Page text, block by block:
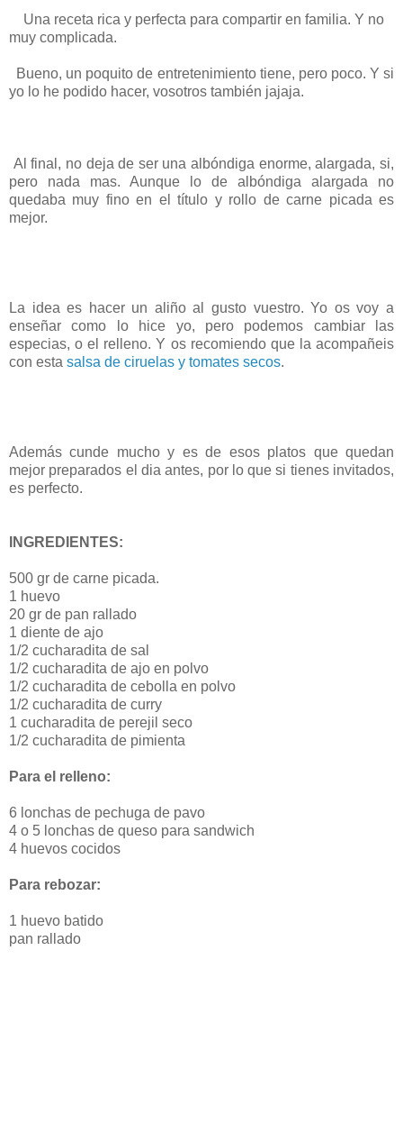
Una receta rica y perfecta para compartir en familia. Y no
muy complicada.
Bueno, un poquito de entretenimiento tiene, pero poco. Y si
yo lo he podido hacer, vosotros también jajaja.
Al final, no deja de ser una albóndiga enorme, alargada, si,
pero nada mas. Aunque lo de albóndiga alargada no
quedaba muy fino en el título y rollo de carne picada es
mejor.
La idea es hacer un aliño al gusto vuestro. Yo os voy a
enseñar como lo hice yo, pero podemos cambiar las
especias, o el relleno. Y os recomiendo que la acompañeis
con esta salsa de ciruelas y tomates secos.
Además cunde mucho y es de esos platos que quedan
mejor preparados el dia antes, por lo que si tienes invitados,
es perfecto.
INGREDIENTES:
500 gr de carne picada.
1 huevo
20 gr de pan rallado
1 diente de ajo
1/2 cucharadita de sal
1/2 cucharadita de ajo en polvo
1/2 cucharadita de cebolla en polvo
1/2 cucharadita de curry
1 cucharadita de perejil seco
1/2 cucharadita de pimienta
Para el relleno:
6 lonchas de pechuga de pavo
4 o 5 lonchas de queso para sandwich
4 huevos cocidos
Para rebozar:
1 huevo batido
pan rallado